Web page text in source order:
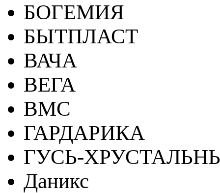
БОГЕМИЯ
БЫТПЛАСТ
ВАЧА
ВЕГА
ВМС
ГАРДАРИКА
ГУСЬ-
Даникс